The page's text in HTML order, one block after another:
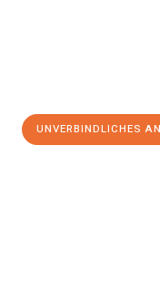
UNVERBINDLICHES